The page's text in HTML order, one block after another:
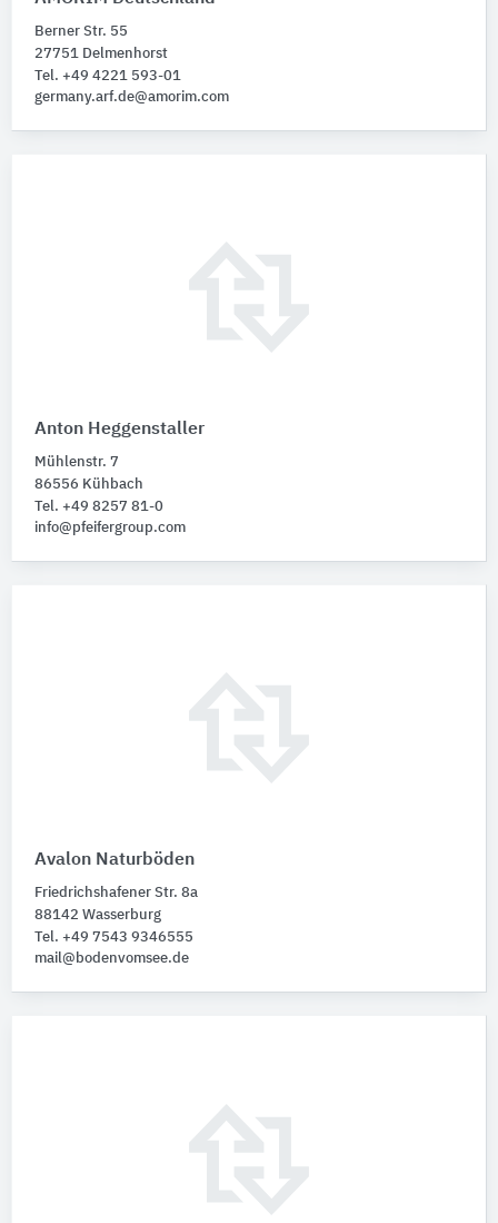
Berner Str. 55
27751 Delmenhorst
Tel. +49 4221 593-01
germany.arf.de@amorim.com
Anton Heggenstaller
Mühlenstr. 7
86556 Kühbach
Tel. +49 8257 81-0
info@pfeifergroup.com
Avalon Naturböden
Friedrichshafener Str. 8a
88142 Wasserburg
Tel. +49 7543 9346555
mail@bodenvomsee.de